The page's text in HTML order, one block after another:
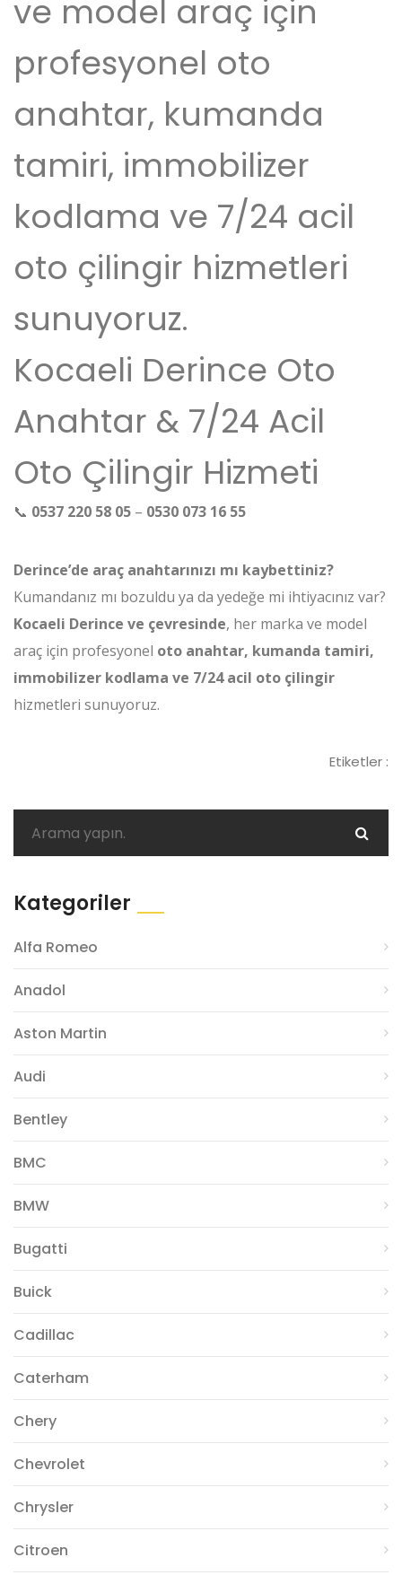
ve model araç için
profesyonel oto
anahtar, kumanda
tamiri, immobilizer
kodlama ve 7/24 acil
oto çilingir hizmetleri
sunuyoruz.
Kocaeli Derince Oto
Anahtar & 7/24 Acil
Oto Çilingir Hizmeti
📞 0537 220 58 05 – 0530 073 16 55
Derince’de araç anahtarınızı mı kaybettiniz?
Kumandanız mı bozuldu ya da yedeğe mi ihtiyacınız var?
Kocaeli Derince ve çevresinde, her marka ve model
araç için profesyonel oto anahtar, kumanda tamiri,
immobilizer kodlama ve 7/24 acil oto çilingir
hizmetleri sunuyoruz.
Etiketler :
Kategoriler
Alfa Romeo
Anadol
Aston Martin
Audi
Bentley
BMC
BMW
Bugatti
Buick
Cadillac
Caterham
Chery
Chevrolet
Chrysler
Citroen